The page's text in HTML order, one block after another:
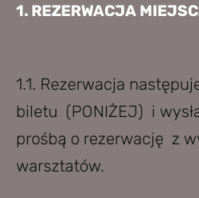
1. REZERWACJA
1.1. Rezerwacja
biletu (PONIŻEJ) i
prośbą o rezerwację z
warsztatów.